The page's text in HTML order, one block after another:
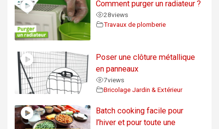
Comment purger un radiateur ?
28views
Travaux de plomberie
Poser une clôture métallique
en panneaux
7views
Bricolage Jardin & Extérieur
Batch cooking facile pour
l’hiver et pour toute une